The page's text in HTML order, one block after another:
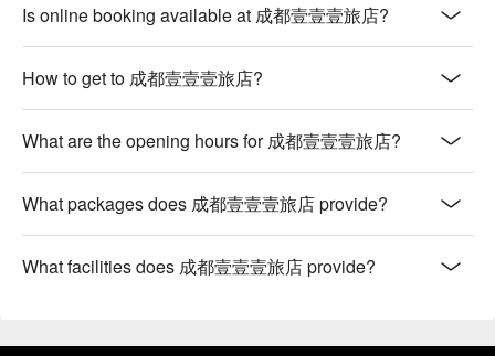
Is online booking available at 成都壹壹壹旅店?
How to get to 成都壹壹壹旅店?
What are the opening hours for 成都壹壹壹旅店?
What packages does 成都壹壹壹旅店 provide?
What facilities does 成都壹壹壹旅店 provide?